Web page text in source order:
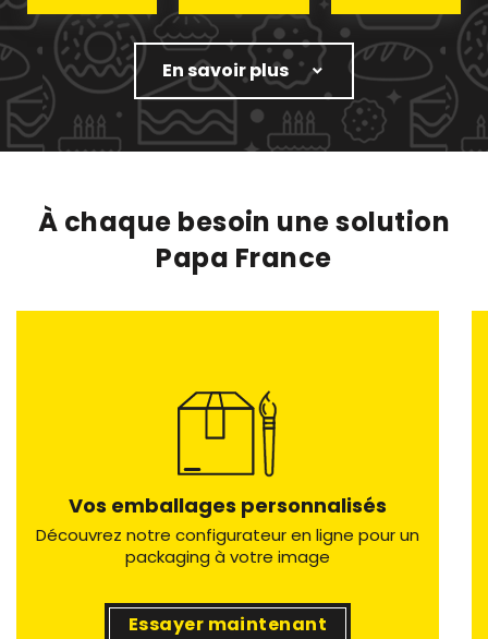
En savoir plus
À chaque besoin une solution
Papa France
Vos emballages personnalisés
Découvrez notre configurateur en ligne pour un
packaging à votre image
Essayer maintenant